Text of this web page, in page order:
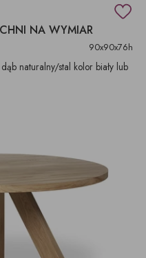
NA WYMIAR
90x90x76h
naturalny/stal kolor biały lub